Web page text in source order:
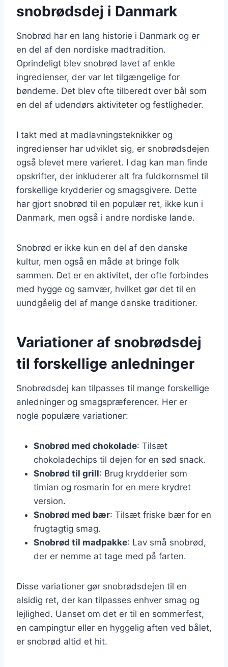
snobrødsdej i Danmark
Snobrød har en lang historie i Danmark og er
en del af den nordiske madtradition.
Oprindeligt blev snobrød lavet af enkle
ingredienser, der var let tilgængelige for
bønderne. Det blev ofte tilberedt over bål som
en del af udendørs aktiviteter og festligheder.
I takt med at madlavningsteknikker og
ingredienser har udviklet sig, er snobrødsdejen
også blevet mere varieret. I dag kan man finde
opskrifter, der inkluderer alt fra fuldkornsmel til
forskellige krydderier og smagsgivere. Dette
har gjort snobrød til en populær ret, ikke kun i
Danmark, men også i andre nordiske lande.
Snobrød er ikke kun en del af den danske
kultur, men også en måde at bringe folk
sammen. Det er en aktivitet, der ofte forbindes
med hygge og samvær, hvilket gør det til en
uundgåelig del af mange danske traditioner.
Variationer af snobrødsdej
til forskellige anledninger
Snobrødsdej kan tilpasses til mange forskellige
anledninger og smagspræferencer. Her er
nogle populære variationer:
Snobrød med chokolade: Tilsæt
chokoladechips til dejen for en sød snack.
Snobrød til grill: Brug krydderier som
timian og rosmarin for en mere krydret
version.
Snobrød med bær: Tilsæt friske bær for en
frugtagtig smag.
Snobrød til madpakke: Lav små snobrød,
der er nemme at tage med på farten.
Disse variationer gør snobrødsdejen til en
alsidig ret, der kan tilpasses enhver smag og
lejlighed. Uanset om det er til en sommerfest,
en campingtur eller en hyggelig aften ved bålet,
er snobrød altid et hit.